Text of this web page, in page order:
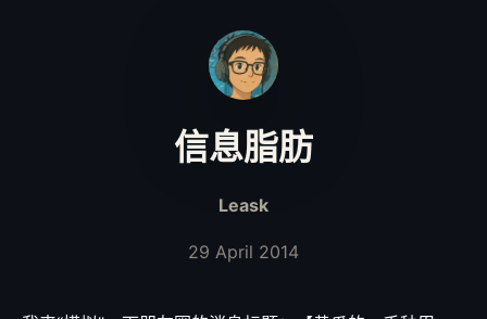
信息脂肪
Leask
29 April 2014